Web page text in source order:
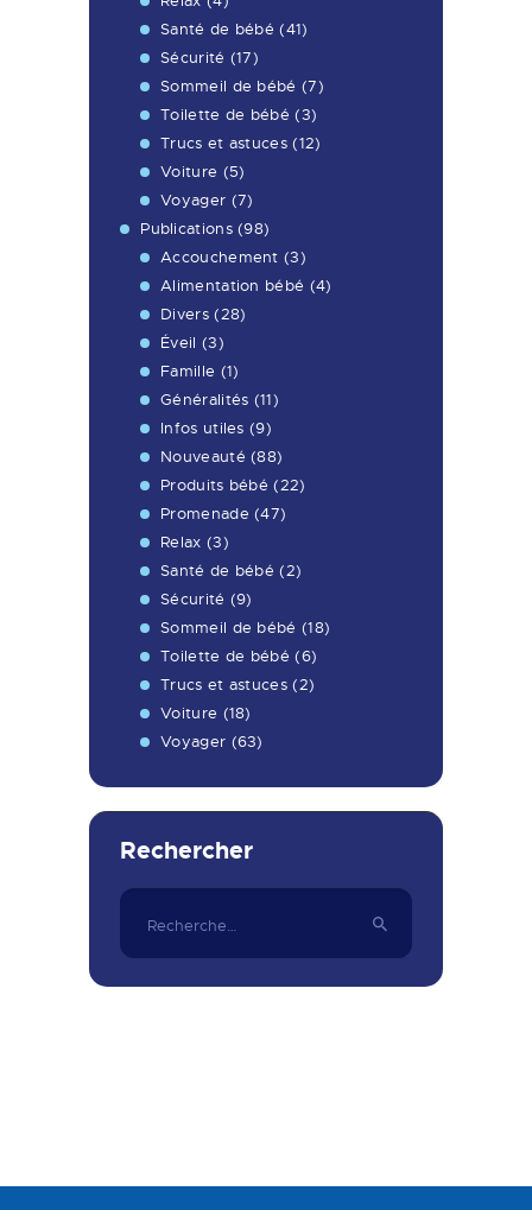
Santé de bébé (41)
Sécurité (17)
Sommeil de bébé (7)
Toilette de bébé (3)
Trucs et astuces(12)
Voiture (5)
Voyager (7)
Publications(98)
Accouchement (3)
Alimentation bébé (4)
Divers(28)
Éveil (3)
Famille (1)
Généralités (11)
Infos utiles (9)
Nouveauté (88)
Produits bébé (22)
Promenade (47)
Relax (3)
Santé de bébé (2)
Sécurité (9)
Sommeil de bébé (18)
Toilette de bébé (6)
Trucs et astuces(2)
Voiture (18)
Voyager (63)
Rechercher
Rechercher :